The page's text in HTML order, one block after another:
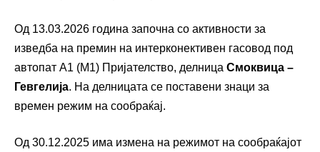
Од 13.03.2026 година започна со активности за
изведба на премин на интерконективен гасовод под
автопат А1 (М1) Пријателство, делница Смоквица –
Гевгелија. На делницата се поставени знаци за
времен режим на сообраќај.
Од 30.12.2025 има измена на режимот на сообраќајот